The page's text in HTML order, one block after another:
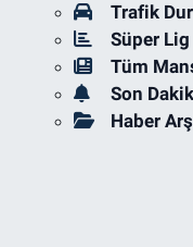
Trafik
Süper
Tüm
Son
Haber